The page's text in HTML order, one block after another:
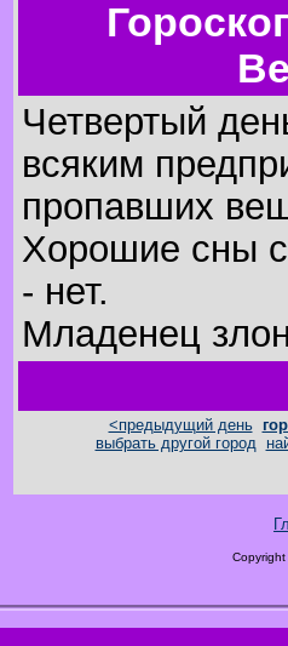
Четвертый
всяким
пропавших
Хорошие сны
- нет.
Младенец
<предыдущий день
выбрать другой город